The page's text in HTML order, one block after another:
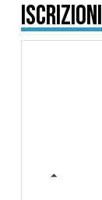
Iscrizioni